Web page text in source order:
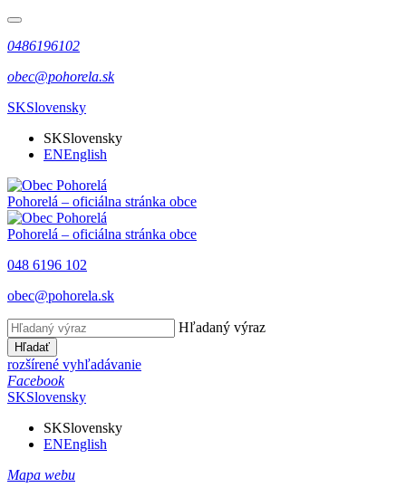
0486196102
obec@pohorela.sk
SKSlovensky
SKSlovensky
ENEnglish
Pohorelá – oficiálna stránka obce
Pohorelá – oficiálna stránka obce
048 6196 102
obec@pohorela.sk
Hľadaný výraz
Hľadať
rozšírené vyhľadávanie
Facebook
SKSlovensky
SKSlovensky
ENEnglish
Mapa webu